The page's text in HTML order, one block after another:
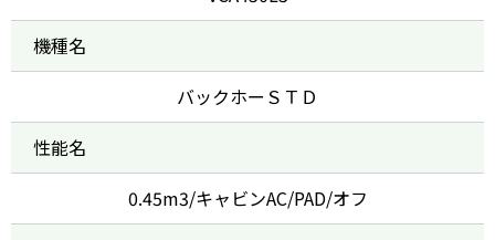
機種名
バックホーＳＴＤ
性能名
0.45m3/キャビンAC/PAD/オフ